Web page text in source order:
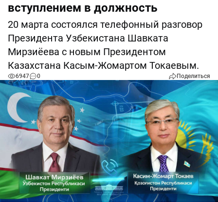
вступлением в должность
20 марта состоялся телефонный разговор
Президента Узбекистана Шавката
Мирзиёева с новым Президентом
Казахстана Касым-Жомартом Токаевым.
6947 0 Поделиться